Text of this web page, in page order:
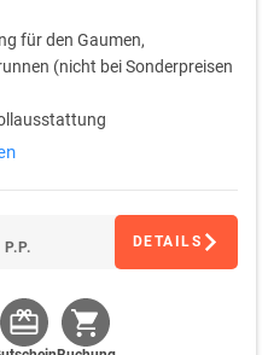
für den Gaumen,
(nicht bei Sonderpreisen
und Brause
P.P. DETAILS